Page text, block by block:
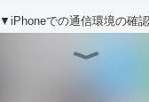
▼iPhoneでの通信環境の確